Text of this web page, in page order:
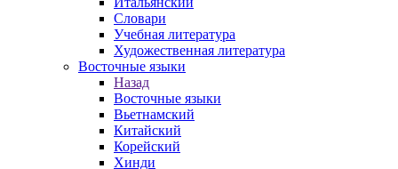
Словари
Учебная литература
Художественная литература
Восточные языки
Назад
Восточные языки
Вьетнамский
Китайский
Корейский
Хинди